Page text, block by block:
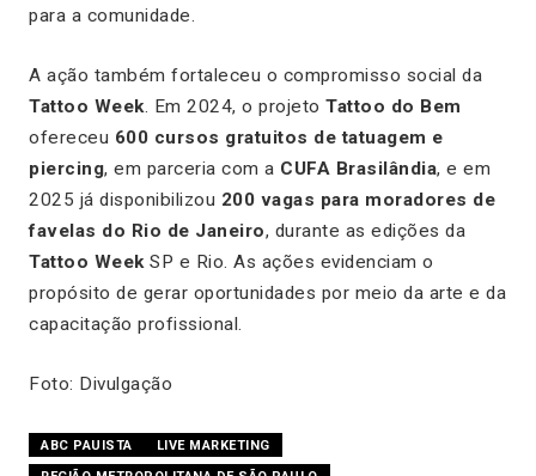
para a comunidade.
A ação também fortaleceu o compromisso social da
Tattoo Week. Em 2024, o projeto Tattoo do Bem
ofereceu 600 cursos gratuitos de tatuagem e
piercing, em parceria com a CUFA Brasilândia, e em
2025 já disponibilizou 200 vagas para moradores de
favelas do Rio de Janeiro, durante as edições da
Tattoo WeekSP e Rio. As ações evidenciam o
propósito de gerar oportunidades por meio da arte e da
capacitação profissional.
Foto: Divulgação
ABC PAUISTA
LIVE MARKETING